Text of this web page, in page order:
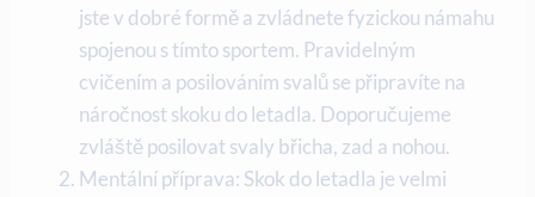
jste v dobré formě a zvládnete fyzickou námahu
spojenou s tímto sportem. Pravidelným
cvičením a posilováním svalů se připravíte na
náročnost skoku do letadla. Doporučujeme
zvláště posilovat svaly břicha, zad a nohou.
Mentální příprava: Skok do letadla je velmi